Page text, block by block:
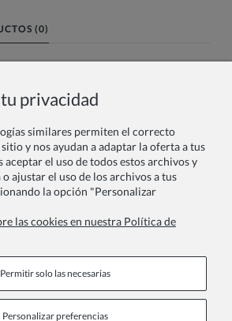
(0)
privacidad
similares permiten el correcto
y nos ayudan a adaptar la oferta a tus
aceptar el uso de todos estos archivos y
ajustar el uso de los archivos a tus
la opción "Personalizar
las cookies en nuestra Política de
Permitir solo las necesarias
Personalizar preferencias